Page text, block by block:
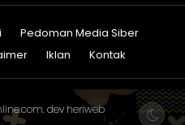
Pedoman Media Siber
Iklan Kontak
. dev heriweb